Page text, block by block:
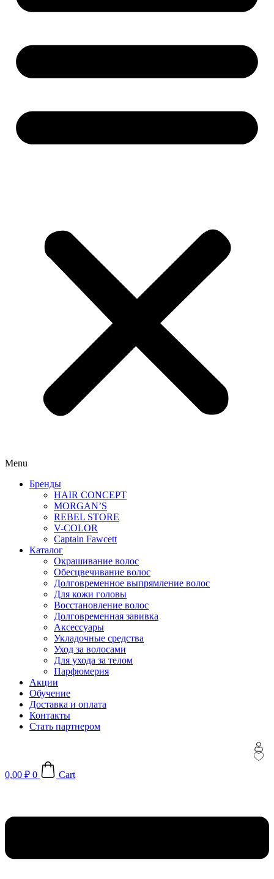
Menu
Бренды
HAIR CONCEPT
MORGAN’S
REBEL STORE
V-COLOR
Captain Fawcett
Каталог
Окрашивание волос
Обесцвечивание волос
Долговременное выпрямление волос
Для кожи головы
Восстановление волос
Долговременная завивка
Аксессуары
Укладочные средства
Уход за волосами
Для ухода за телом
Парфюмерия
Акции
Обучение
Доставка и оплата
Контакты
Стать партнером
0,00 ₽ 0 Cart